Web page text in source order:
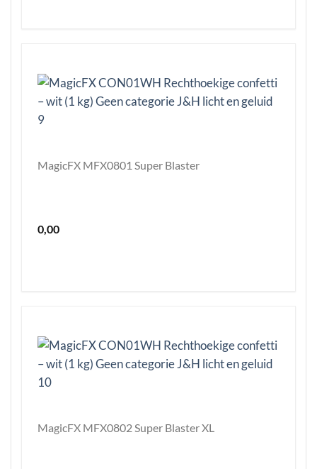
MagicFX MFX0801 Super Blaster
0,00
MagicFX MFX0802 Super Blaster XL